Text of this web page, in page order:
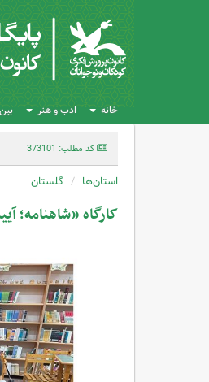
خانه ادب و هنر
کد مطلب: 373101
استان‌ها گلستان
کارگاه «شاهنامه؛